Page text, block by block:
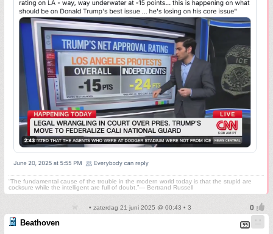
“The fundamental cause of the trouble in the modern world today is that the stupid are
cocksure while the intelligent are full of doubt.”— Bertrand Russell
• zaterdag 21 juni 2025 @ 00:43 • 3
Beathoven